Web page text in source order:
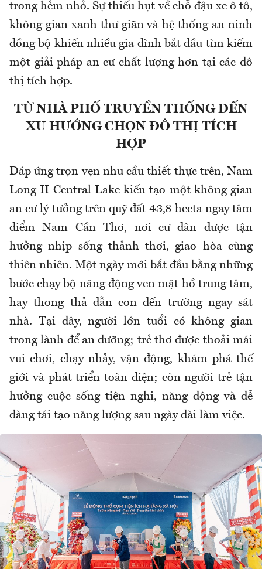
trong hẻm nhỏ. Sự thiếu hụt về chỗ đậu xe ô tô,
không gian xanh thư giãn và hệ thống an ninh
đồng bộ khiến nhiều gia đình bắt đầu tìm kiếm
một giải pháp an cư chất lượng hơn tại các đô
thị tích hợp.
TỪ NHÀ PHỐ TRUYỀN THỐNG ĐẾN
XU HƯỚNG CHỌN ĐÔ THỊ TÍCH
HỢP
Đáp ứng trọn vẹn nhu cầu thiết thực trên, Nam
Long II Central Lake kiến tạo một không gian
an cư lý tưởng trên quỹ đất 43,8 hecta ngay tâm
điểm Nam Cần Thơ, nơi cư dân được tận
hưởng nhịp sống thảnh thơi, giao hòa cùng
thiên nhiên. Một ngày mới bắt đầu bằng những
bước chạy bộ năng động ven mặt hồ trung tâm,
hay thong thả dẫn con đến trường ngay sát
nhà. Tại đây, người lớn tuổi có không gian
trong lành để an dưỡng; trẻ thơ được thoải mái
vui chơi, chạy nhảy, vận động, khám phá thế
giới và phát triển toàn diện; còn người trẻ tận
hưởng cuộc sống tiện nghi, năng động và dễ
dàng tái tạo năng lượng sau ngày dài làm việc.